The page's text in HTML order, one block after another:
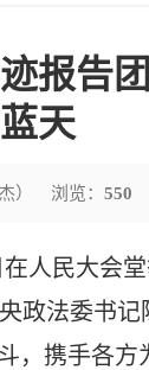
报告
天
） 浏览： 550
人民大会
政法委书
，携手各